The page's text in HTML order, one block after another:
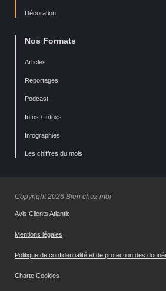
Décoration
Nos Formats
Articles
Reportages
Podcast
Infos / Intoxs
Infographies
Les chiffres du mois
Copyright 2026 Bien chez moi
Avis Clients Atlantic
Mentions légales
Politique de confidentialité et de protection des
Charte Cookies